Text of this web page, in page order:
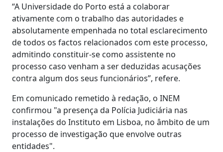
“A Universidade do Porto está a colaborar
ativamente com o trabalho das autoridades e
absolutamente empenhada no total esclarecimento
de todos os factos relacionados com este processo,
admitindo constituir-se como assistente no
processo caso venham a ser deduzidas acusações
contra algum dos seus funcionários”, refere.
Em comunicado remetido à redação, o INEM
confirmou "a presença da Polícia Judiciária nas
instalações do Instituto em Lisboa, no âmbito de um
processo de investigação que envolve outras
entidades".